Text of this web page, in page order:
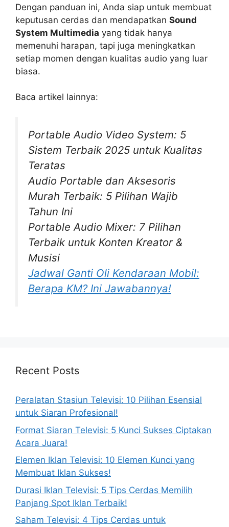
Dengan panduan ini, Anda siap untuk membuat
keputusan cerdas dan mendapatkan Sound
System Multimedia yang tidak hanya
memenuhi harapan, tapi juga meningkatkan
setiap momen dengan kualitas audio yang luar
biasa.
Baca artikel lainnya:
Portable Audio Video System: 5
Sistem Terbaik 2025 untuk Kualitas
Teratas
Audio Portable dan Aksesoris
Murah Terbaik: 5 Pilihan Wajib
Tahun Ini
Portable Audio Mixer: 7 Pilihan
Terbaik untuk Konten Kreator &
Musisi
Jadwal Ganti Oli Kendaraan Mobil:
Berapa KM? Ini Jawabannya!
Recent Posts
Peralatan Stasiun Televisi: 10 Pilihan Esensial
untuk Siaran Profesional!
Format Siaran Televisi: 5 Kunci Sukses Ciptakan
Acara Juara!
Elemen Iklan Televisi: 10 Elemen Kunci yang
Membuat Iklan Sukses!
Durasi Iklan Televisi: 5 Tips Cerdas Memilih
Panjang Spot Iklan Terbaik!
Saham Televisi: 4 Tips Cerdas untuk